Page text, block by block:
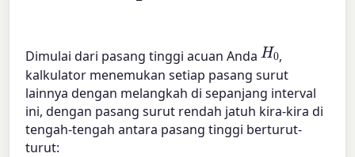
Dimulai dari pasang tinggi acuan AndaH0,
kalkulator menemukan setiap pasang surut
lainnya dengan melangkah di sepanjang interval
ini, dengan pasang surut rendah jatuh kira-kira di
tengah-tengah antara pasang tinggi berturut-
turut: